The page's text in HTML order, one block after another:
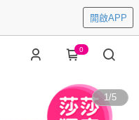
開啟APP
0
1/5